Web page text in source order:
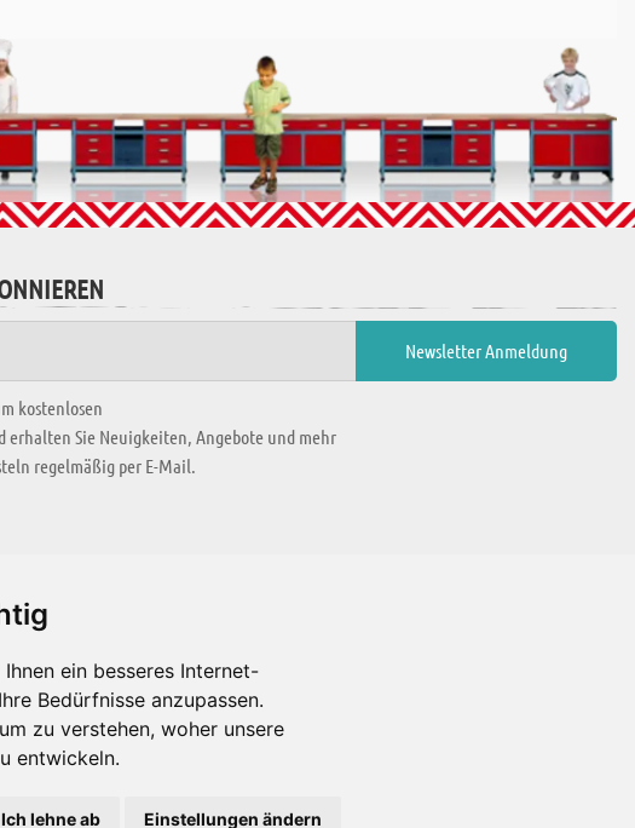
ein besseres Internet-
Bedürfnisse anzupassen.
zu verstehen, woher unsere
entwickeln.
Ich lehne ab Einstellungen ändern
kostenlosen
erhalten Sie Neuigkeiten, Angebote und mehr
regelmäßig per E-Mail.
Es gibt uns auch in